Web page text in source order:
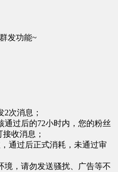
发功能~
次消息；
过后的72小时内，您的粉丝
收消息；
通过后正式消耗，未通过审
，请勿发送骚扰、广告等不